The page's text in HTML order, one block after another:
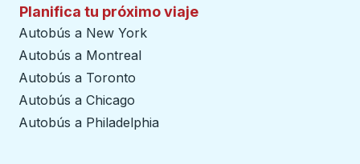
Planifica tu próximo viaje
Autobús a New York
Autobús a Montreal
Autobús a Toronto
Autobús a Chicago
Autobús a Philadelphia